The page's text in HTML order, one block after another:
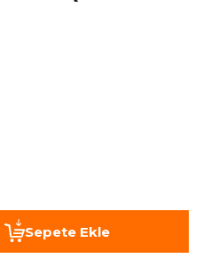
Sepete Ekle